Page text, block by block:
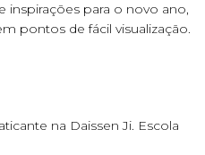
para o novo ano,
pontos de fácil visualização.
na Daissen Ji. Escola